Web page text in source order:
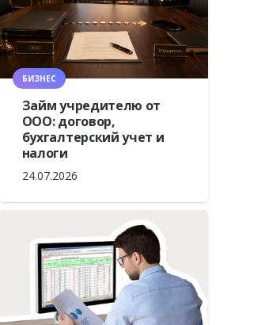
БИЗНЕС
Займ учредителю от
ООО: договор,
бухгалтерский учет и
налоги
24.07.2026